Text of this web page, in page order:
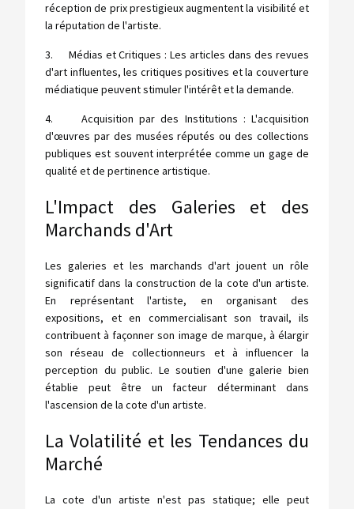
réception de prix prestigieux augmentent la visibilité et
la réputation de l'artiste.
3. Médias et Critiques : Les articles dans des revues
d'art influentes, les critiques positives et la couverture
médiatique peuvent stimuler l'intérêt et la demande.
4. Acquisition par des Institutions : L'acquisition
d'œuvres par des musées réputés ou des collections
publiques est souvent interprétée comme un gage de
qualité et de pertinence artistique.
L'Impact des Galeries et des
Marchands d'Art
Les galeries et les marchands d'art jouent un rôle
significatif dans la construction de la cote d'un artiste.
En représentant l'artiste, en organisant des
expositions, et en commercialisant son travail, ils
contribuent à façonner son image de marque, à élargir
son réseau de collectionneurs et à influencer la
perception du public. Le soutien d'une galerie bien
établie peut être un facteur déterminant dans
l'ascension de la cote d'un artiste.
La Volatilité et les Tendances du
Marché
La cote d'un artiste n'est pas statique; elle peut